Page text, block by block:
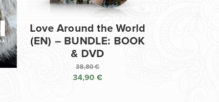
Love Around the World
(EN) – BUNDLE: BOOK
& DVD
38,80€
Izvorna
34,90 €